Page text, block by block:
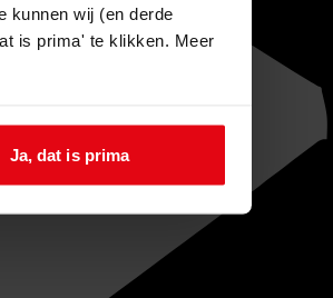
kunnen wij (en derde
is prima' te klikken. Meer
Ja, dat is prima